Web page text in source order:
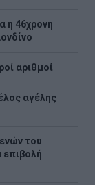
η 46χρονη
αριθμοί
αγέλης
του
επιβολή